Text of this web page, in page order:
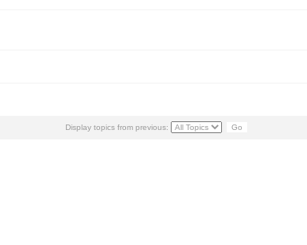
Display topics from previous: